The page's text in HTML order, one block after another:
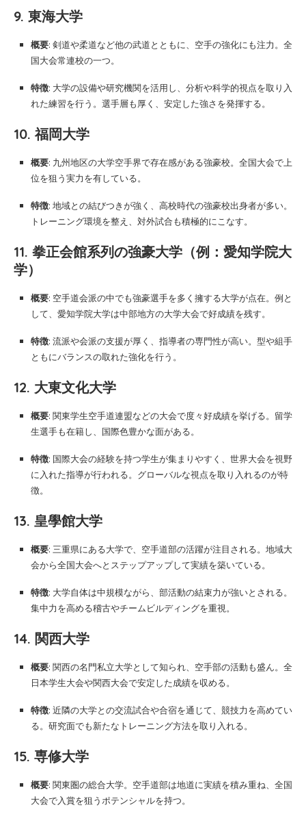
9. 東海大学
概要: 剣道や柔道など他の武道とともに、空手の強化にも注力。全
国大会常連校の一つ。
特徴: 大学の設備や研究機関を活用し、分析や科学的視点を取り入
れた練習を行う。選手層も厚く、安定した強さを発揮する。
10. 福岡大学
概要: 九州地区の大学空手界で存在感がある強豪校。全国大会で上
位を狙う実力を有している。
特徴: 地域との結びつきが強く、高校時代の強豪校出身者が多い。
トレーニング環境を整え、対外試合も積極的にこなす。
11. 拳正会館系列の強豪大学（例：愛知学院大
学）
概要: 空手道会派の中でも強豪選手を多く擁する大学が点在。例と
して、愛知学院大学は中部地方の大学大会で好成績を残す。
特徴: 流派や会派の支援が厚く、指導者の専門性が高い。型や組手
ともにバランスの取れた強化を行う。
12. 大東文化大学
概要: 関東学生空手道連盟などの大会で度々好成績を挙げる。留学
生選手も在籍し、国際色豊かな面がある。
特徴: 国際大会の経験を持つ学生が集まりやすく、世界大会を視野
に入れた指導が行われる。グローバルな視点を取り入れるのが特
徴。
13. 皇學館大学
概要: 三重県にある大学で、空手道部の活躍が注目される。地域大
会から全国大会へとステップアップして実績を築いている。
特徴: 大学自体は中規模ながら、部活動の結束力が強いとされる。
集中力を高める稽古やチームビルディングを重視。
14. 関西大学
概要: 関西の名門私立大学として知られ、空手部の活動も盛ん。全
日本学生大会や関西大会で安定した成績を収める。
特徴: 近隣の大学との交流試合や合宿を通じて、競技力を高めてい
る。研究面でも新たなトレーニング方法を取り入れる。
15. 専修大学
概要: 関東圏の総合大学。空手道部は地道に実績を積み重ね、全国
大会で入賞を狙うポテンシャルを持つ。